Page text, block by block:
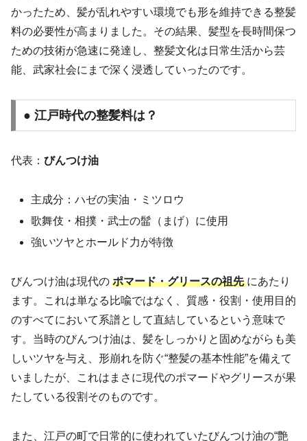
かったため、髪が乱れやすい環境でも形を維持できる整髪
料の必要性が高まりました。その結果、髪型を長時間保つ
ための技術が急速に発達し、整髪文化は日常生活から芸
能、武家社会にまで深く浸透していったのです。
● 江戸時代の整髪料は？
代表： びんつけ油
主成分：ハゼの実油・ミツロウ
歌舞伎・相撲・武士の髷（まげ）に使用
強いツヤとホールド力が特徴
びんつけ油は現代の ポマード・グリースの祖先 にあたり
ます。これは単なる比喩ではなく、質感・役割・使用目的
のすべてにおいて系譜として直結しているという意味で
す。当時のびんつけ油は、髪をしっかりと固めながらも美
しいツヤを与え、形崩れを防ぐ“整髪の基本性能”を備えて
いましたが、これはまさに現代のポマードやグリースが果
たしている役割そのものです。
また、江戸の町で日常的に使われていたびんつけ油の“艶